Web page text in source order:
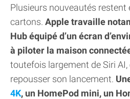
Plusieurs nouveautés restent
cartons. Apple travaille
Hub équipé d’un écran
à piloter la maison
toutefois largement de Siri
repousser son lancement.
4K, un HomePod mini, un